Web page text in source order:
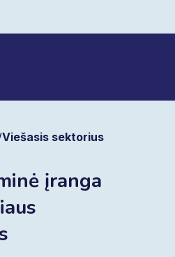
Viešasis sektorius
įranga